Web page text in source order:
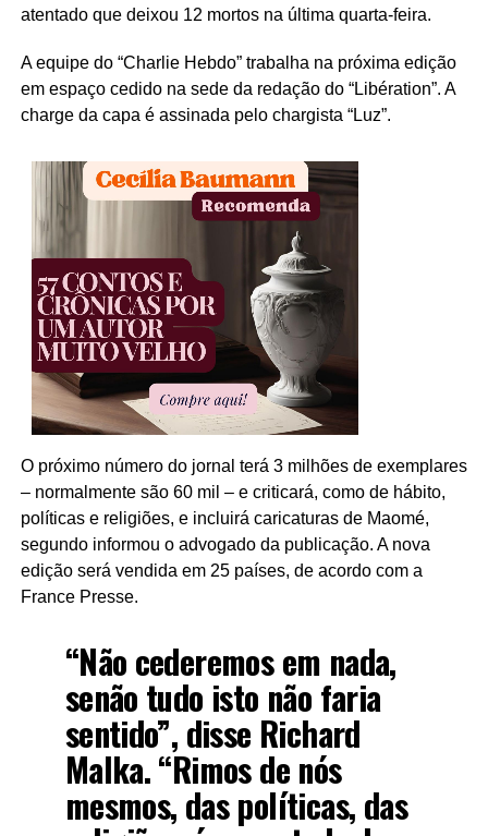
atentado que deixou 12 mortos na última quarta-feira.
A equipe do “Charlie Hebdo” trabalha na próxima edição
em espaço cedido na sede da redação do “Libération”. A
charge da capa é assinada pelo chargista “Luz”.
O próximo número do jornal terá 3 milhões de exemplares
– normalmente são 60 mil – e criticará, como de hábito,
políticas e religiões, e incluirá caricaturas de Maomé,
segundo informou o advogado da publicação. A nova
edição será vendida em 25 países, de acordo com a
France Presse.
“Não cederemos em nada,
senão tudo isto não faria
sentido”, disse Richard
Malka. “Rimos de nós
mesmos, das políticas, das